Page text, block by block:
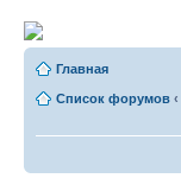
Главная
Список форумов ‹